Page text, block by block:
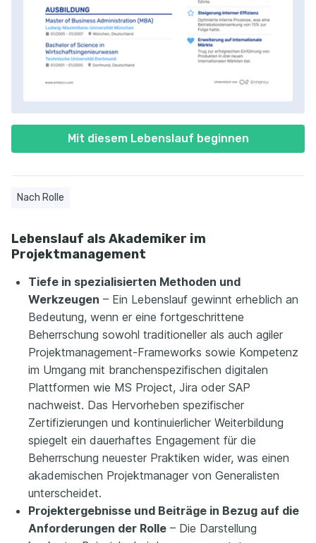
Mit diesem Lebenslauf beginnen
Nach Rolle
Lebenslauf als Akademiker im
Projektmanagement
Tiefe in spezialisierten Methoden und
Werkzeugen – Ein Lebenslauf gewinnt erheblich an
Bedeutung, wenn er eine fortgeschrittene
Beherrschung sowohl traditioneller als auch agiler
Projektmanagement-Frameworks sowie Kompetenz
im Umgang mit branchenspezifischen digitalen
Plattformen wie MS Project, Jira oder SAP
nachweist. Das Hervorheben spezifischer
Zertifizierungen und kontinuierlicher Weiterbildung
spiegelt ein dauerhaftes Engagement für die
Beherrschung neuester Praktiken wider, was einen
akademischen Projektmanager von Generalisten
unterscheidet.
Projektergebnisse und Beiträge in Bezug auf die
Anforderungen der Rolle – Die Darstellung